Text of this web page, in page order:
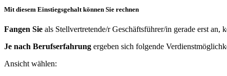
Mit diesem Einstiegsgehalt können Sie rechnen
Fangen Sie als Stellvertretende/r Geschäftsführer/in gerade erst
Je nach Berufserfahrung ergeben sich folgende
Ansicht wählen: